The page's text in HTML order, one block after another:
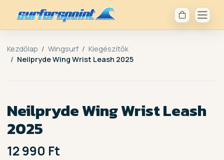
Kezdőlap Wingsurf
Kiegészítők
Neilpryde Wing Wrist Leash 2025
Neilpryde Wing Wrist Leash
2025
12 990 Ft